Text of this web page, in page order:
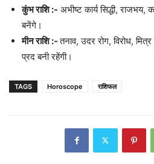
कुंभ राशि :- अभीष्ट कार्य सिद्धी, राजभय,
बनेंगे।
मीन राशि :-तनाव, उदर रोग, विरोध,
प्रद बनी रहेंगी।
TAGS Horoscope राशिफल